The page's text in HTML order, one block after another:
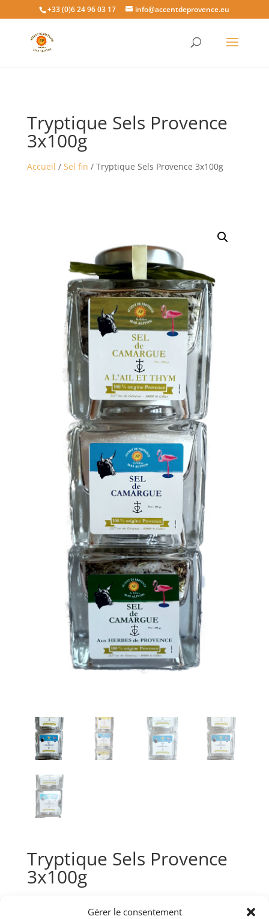
Gérer le consentement
+33 (0)6 24 96 03 17 info@accentdeprovence.eu
Tryptique Sels Provence
3x100g
Accueil / Sel fin / Tryptique Sels Provence 3x100g
Tryptique Sels Provence
3x100g